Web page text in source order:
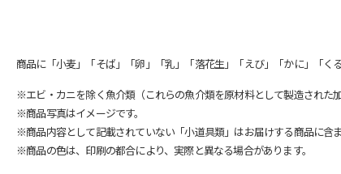
商品に「小麦」「そば」「卵」「乳」「落花生」「えび」「かに」「く
※エビ・カニを除く魚介類（これらの魚介類を原材料として製造された
※商品写真はイメージです。
※商品内容として記載されていない「小道具類」はお届けする商品に含
※商品の色は、印刷の都合により、実際と異なる場合があります。